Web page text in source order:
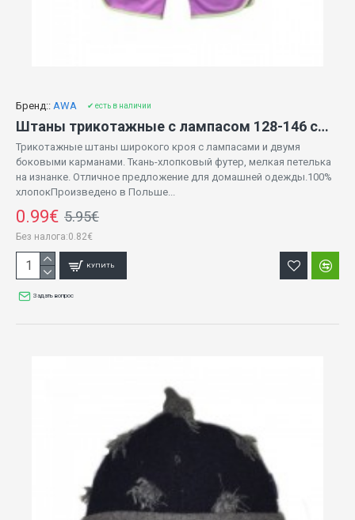
Бренд:: AWA ✔ есть в наличии
Штаны трикотажные с лампасом 128-146 cm HO8L-S05 AWA
Трикотажные штаны широкого кроя с лампасами и двумя
боковыми карманами. Ткань-хлопковый футер, мелкая петелька
на изнанке. Отличное предложение для домашней одежды.100%
хлопокПроизведено в Польше...
0.99€ 5.95€
Без налога:0.82€
КУПИТЬ
Задать вопрос